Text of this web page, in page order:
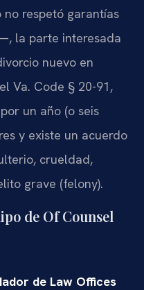
respetó garantías
la parte interesada
nuevo en
Va. Code § 20-91,
un año (o seis
y existe un acuerdo
crueldad,
grave (felony).
de Of Counsel
de Law Offices